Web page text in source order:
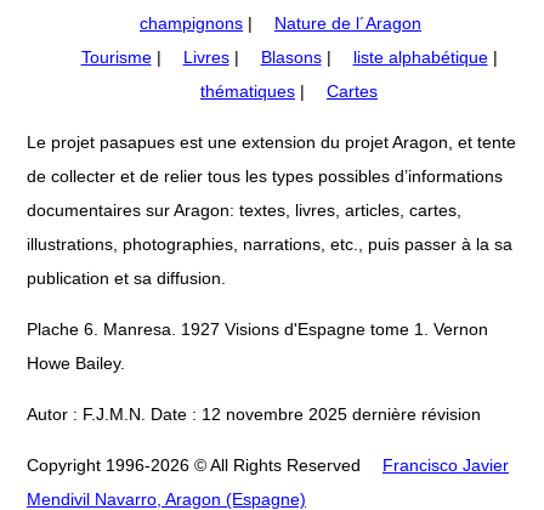
champignons |
Nature de l´Aragon
Tourisme| Livres| Blasons| liste alphabétique|
thématiques | Cartes
Le projet pasapues est une extension du projet Aragon, et tente
de collecter et de relier tous les types possibles d’informations
documentaires sur Aragon: textes, livres, articles, cartes,
illustrations, photographies, narrations, etc., puis passer à la sa
publication et sa diffusion.
Plache 6. Manresa. 1927 Visions d'Espagne tome 1. Vernon
Howe Bailey.
Autor : F.J.M.N. Date : 12 novembre 2025 dernière révision
Copyright 1996-2026 © All Rights Reserved
Francisco Javier
Mendivil Navarro, Aragon (Espagne)